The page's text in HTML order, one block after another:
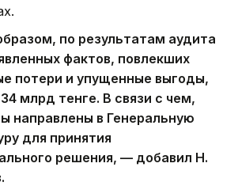
по результатам аудита
фактов, повлекших
потери и упущенные выгоды,
млрд тенге. В связи с чем,
направлены в Генеральную
для принятия
решения, — добавил Н.